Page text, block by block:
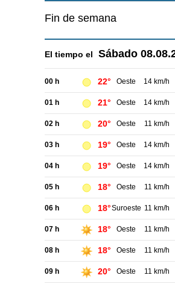
Fin de semana
El tiempo el Sábado
00 h 22° Oeste 14 km/h
01 h 21° Oeste 14 km/h
02 h 20° Oeste 11 km/h
03 h 19° Oeste 14 km/h
04 h 19° Oeste 14 km/h
05 h 18° Oeste 11 km/h
06 h 18°Suroeste 11 km/h
07 h 18° Oeste 11 km/h
08 h 18° Oeste 11 km/h
09 h 20° Oeste 11 km/h